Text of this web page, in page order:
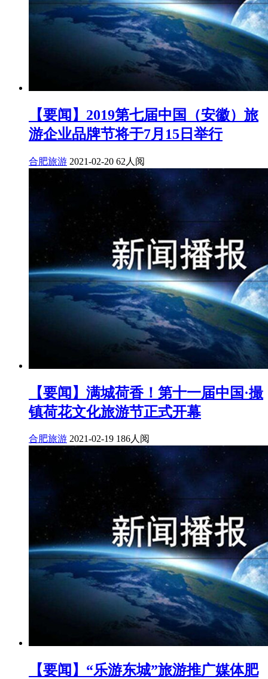
【要闻】2019第七届中国（安徽）旅
游企业品牌节将于7月15日举行
合肥旅游 2021-02-20 62人阅
【要闻】满城荷香！第十一届中国·撮
镇荷花文化旅游节正式开幕
合肥旅游 2021-02-19 186人阅
【要闻】“乐游东城”旅游推广媒体肥